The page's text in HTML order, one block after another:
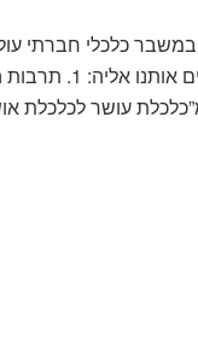
במשבר כלכלי חברתי
במהפכה הבאה,